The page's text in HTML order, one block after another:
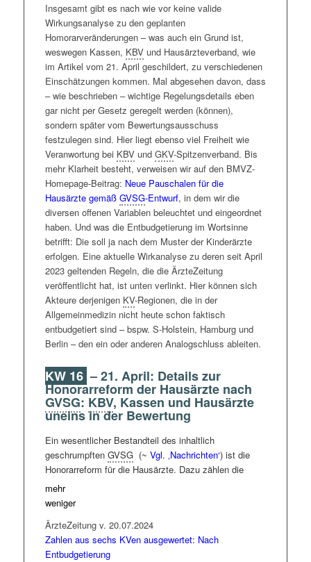
nicht dasselbe wie eine eNachrichtist.
ePA:Bereits seit dem 1. Juli 2021 muss dasePA
Modul installiert sein. Momentan reicht dafür die
Version 1.0 aus. Version 2.0 ist selbstredend auch ok.
Die Version 3.0 wird voraussichtlich erst im
kommenden Jahr verfügbar sein. Eine Sanktionierung,
falls keine aktuelle Zwischenversion installiert wurde,
ist nach Angaben derKBVjedoch ausgesetzt (
v. 11.01.2024). Ab dem 15. Januar 2025 müssen dann
die Krankenkassen für jedenGKV-Versicherten die
elektronische Patientenakte anbieten. Allerdings sind
hier noch viele Aspekte unklar:ePAInfoabend klärt
wenig und gibt noch mehr Hausaufgaben auf.
eAU:
Die elektronische
Arbeitsunfähigkeitsbescheinigung gehört formell seit
Oktober 2023 zu den Pflichtanwendungen, um die TI-
Pauschale in voller Höhe zu erhalten. Liegt kein
Nachweis über die Installation des eAU-Moduls vor,
wird die TI-Pauschale um 50 % gekürzt.
Zur Art und Weise, wie die 17 KVen die Pflichterfüllung
bei den eAnwendungen prüfen, verweisen wir
beispielhaft auf die Ausführungen derKVBaden-
Finanzierung sind wir regelhaft verpflichtet, Ihre
Anbindung an die TI zu prüfen. Diese Bewertung findet
sowohl anhand der an uns übermittelten
Konnektorversion (ab dem Quartal 4/2023 er­forderlich:
Ihnen durchgeführtenVSDMstatt.“ (~ Quelle
Daten das eigene System diesbezüglich an die KV
sendet, kann imKBV-Prüfmodul (~mehr zum Was +
Wie) eingesehen werden. Zu beachten ist aber, dass
die konkreten Details, wie die Prüfung vorgenommen
wird, von
zuKVabweichen kann. Auch liegt es im
Ermessen der
KV
, einzelne Fachgruppen von der
Verpflichtung, bestimmte TI-Module installieren zu
Insgesamt gibt es nach wie vor keine valide
Wirkungsanalyse zu den geplanten
Homorarveränderungen – was auch ein Grund ist,
weswegen Kassen, KBVund Hausärzteverband, wie
im Artikel vom 21. April geschildert, zu verschiedenen
Einschätzungen kommen. Mal abgesehen davon, dass
– wie beschrieben – wichtige Regelungsdetails eben
gar nicht per Gesetz geregelt werden (können),
sondern später vom Bewertungsausschuss
festzulegen sind. Hier liegt ebenso viel Freiheit wie
Veranwortung bei KBVund GKV-Spitzenverband. Bis
mehr Klarheit besteht, verweisen wir auf den BMVZ-
Homepage-Beitrag: Neue Pauschalen für die
Hausärzte gemäß GVSG-Entwurf, in dem wir die
diversen offenen Variablen beleuchtet und eingeordnet
haben. Und was die Entbudgetierung im Wortsinne
betrifft: Die soll ja nach dem Muster der Kinderärzte
erfolgen. Eine aktuelle Wirkanalyse zu deren seit April
2023 geltenden Regeln, die die ÄrzteZeitung
veröffentlicht hat, ist unten verlinkt. Hier können sich
Akteure derjenigen KV-Regionen, die in der
Allgemeinmedizin nicht heute schon faktisch
entbudgetiert sind – bspw. S-Holstein, Hamburg und
Berlin – den ein oder anderen Analogschluss ableiten.
KW 16 –21. April: Details zur
Honorarreform der Hausärzte nach
GVSG: KBV, Kassen und Hausärzte
uneins in der Bewertung
Ein wesentlicher Bestandteil des inhaltlich
geschrumpften GVSG(~ Vgl. ‚Nachrichten‘) ist die
Honorarreform für die Hausärzte. Dazu zählen die
schon im Koalitionsvertrag von Dezember 2021
verankerte Entbudgetierung der Allgemeinmedizin, neu
verbunden mit dem konkreten Vorhaben, zusätzlich
jahres- statt quartalsbezogene Pauschalen zur
Honorierung der Chronikerbetreuung in den
Hausarztpraxen einzuführen. Ein entsprechender
mehr
weniger
ÄrzteZeitung v. 20.07.2024
Zahlen aus sechs KVen ausgewertet: Nach
Entbudgetierung